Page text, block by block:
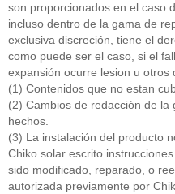
son proporcionados en el caso
incluso dentro de la gama de
exclusiva discreción, tiene el
como puede ser el caso, si el
expansión ocurre lesion u otros
(1) Contenidos que no estan
(2) Cambios de redacción de
hechos.
(3) La instalación del producto
Chiko solar escrito
sido modificado, reparado, o
autorizada previamente por